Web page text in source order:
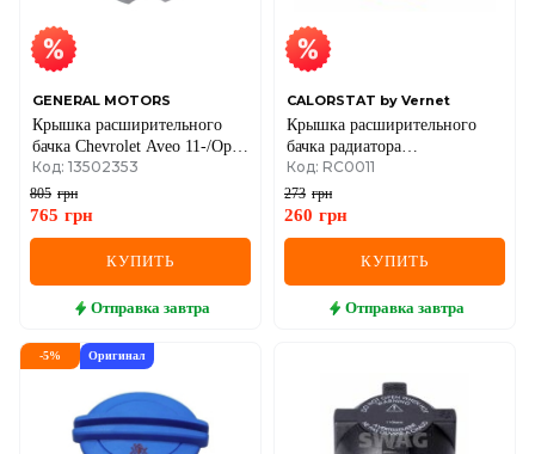
GENERAL MOTORS
Крышка расширительного
бачка Chevrolet Aveo 11-/Opel
Astra H/J/Insignia A 08-
Код: 13502353
805 грн
765 грн
КУПИТЬ
Отправка завтра
CALORSTAT by Vernet
Крышка расширительного
бачка радиатора
T5/CaddyIII/Crafter/LT 1.9/2.5
TDi
Код: RC0011
273 грн
260 грн
КУПИТЬ
Отправка завтра
-5% Оригинал